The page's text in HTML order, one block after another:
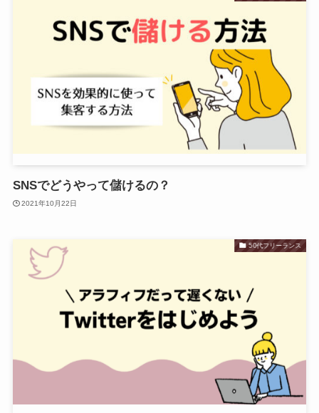
SNSでどうやって儲けるの？
2021年10月22日
50代フリーランス